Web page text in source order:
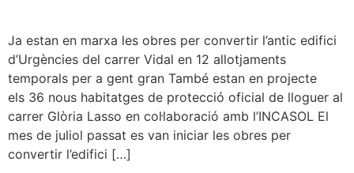
Ja estan en marxa les obres per convertir l’antic edifici
d’Urgències del carrer Vidal en 12 allotjaments
temporals per a gent gran També estan en projecte
els 36 nous habitatges de protecció oficial de lloguer al
carrer Glòria Lasso en col·laboració amb l’INCASOL El
mes de juliol passat es van iniciar les obres per
convertir l’edifici […]